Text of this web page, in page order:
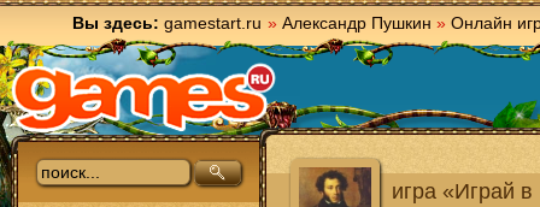
Вы здесь: gamestart.ru » Александр Пушкин » Онлайн
игра «Играй